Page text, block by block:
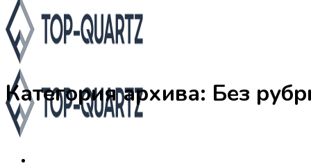
Категория архива: Без